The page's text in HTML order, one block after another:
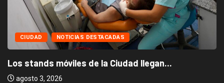
CIUDAD NOTICIAS DESTACADAS
Los stands móviles de la Ciudad llegan...
agosto 3, 2026